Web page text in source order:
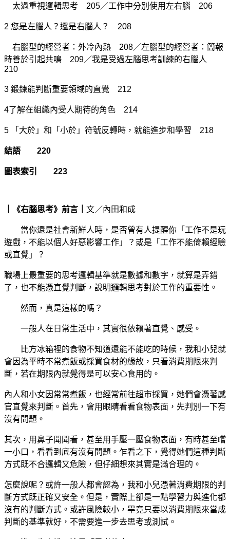
太過重視邏輯思考 205／工作中分別使用左右腦 206
2 您是左腦人？還是右腦人？ 208
右腦型的經營者：外冷內熱 208／左腦型的經營者：簡報
時善於引起共鳴 209／我是受過左腦思考訓練的右腦人
210
3 鍛鍊能判斷重要領域的直覺 212
4了解在組織內受人期待的角色 214
5 「大於」和「小於」符號反轉時，就能進步和學習 218
結語 220
圖表索引 223
｜《右腦思考》前言｜ 文／內田和成
當你還是社會新鮮人時，是否曾有人提醒你「工作不是玩
遊戲，不能以個人好惡影響工作」？或是「工作不能倚賴經驗
或直覺」？
職場上最重要的思考邏輯基準就是數據和數字，就算是弄錯
了，也不能憑直覺判斷，說明邏輯思考對於工作的重要性。
然而，真是這樣的嗎？
一般人在日常生活中，其實很依賴著直覺、感受。
比方冰箱裡的食物不知道還能不能吃的時候，我和小兒就
會因為平時不常煮飯或採買食材的緣故，只看消費期限來判
斷，若在期限內就覺得是可以安心食用的。
內人和小女因常常煮飯，也經常前往超市採買，她們會憑著感
官直覺來判斷。首先，會用眼睛看看食物表面，先判別一下有
沒有問題。
其次，用鼻子聞聞看，甚至用手壓一壓食物表面，有時甚至嚐
一小口，看看到底有沒有問題。乍看之下，覺得她們這種判斷
方式既不合邏輯又危險，但仔細想來其實是滿合理的。
怎麼說呢？或許一般人都會認為，我和小兒憑著消費期限的判
斷方式既正確又安全。但是，實際上卻是一點學習力與進化都
沒有的判斷方式。或許風險較小，畢竟只要以消費期限來當成
判斷的基準就好，不需要進一步去思考或測試。